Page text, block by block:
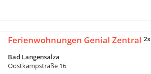
Ferienwohnungen Genial Zentral 2x
Bad Langensalza
Oostkampstraße 16